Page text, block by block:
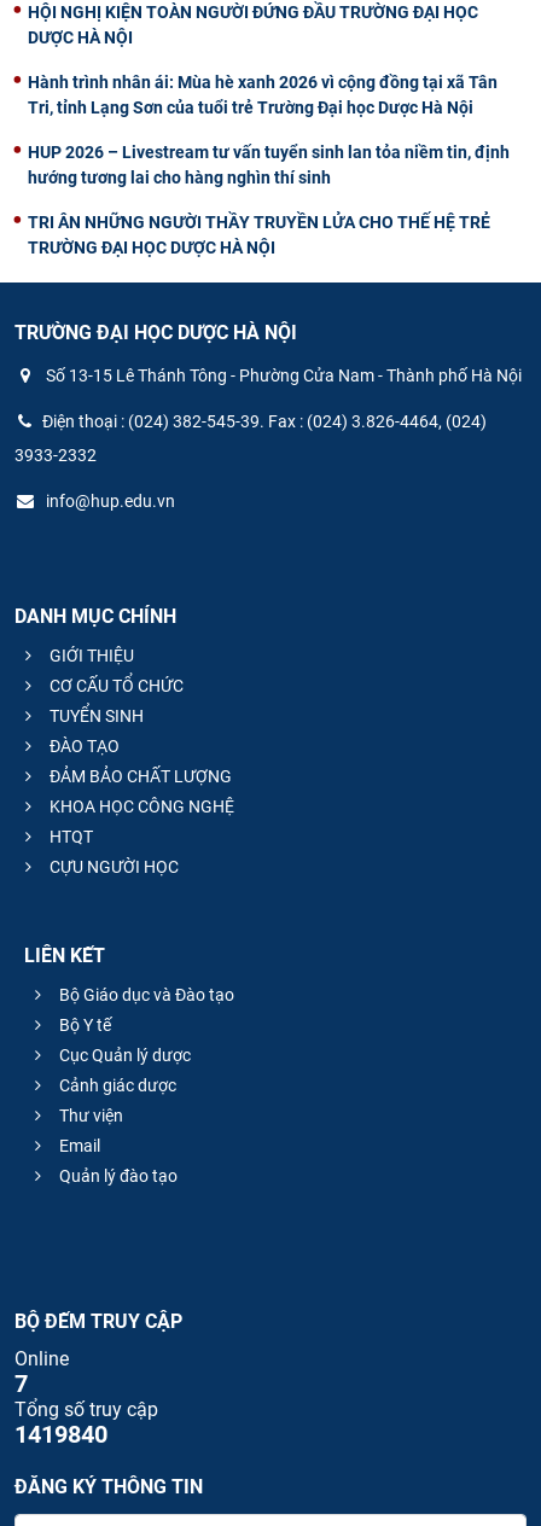
HỘI NGHỊ KIỆN TOÀN NGƯỜI ĐỨNG ĐẦU TRƯỜNG ĐẠI HỌC
DƯỢC HÀ NỘI
Hành trình nhân ái: Mùa hè xanh 2026 vì cộng đồng tại xã Tân
Tri, tỉnh Lạng Sơn của tuổi trẻ Trường Đại học Dược Hà Nội
HUP 2026 – Livestream tư vấn tuyển sinh lan tỏa niềm tin, định
hướng tương lai cho hàng nghìn thí sinh
TRI ÂN NHỮNG NGƯỜI THẦY TRUYỀN LỬA CHO THẾ HỆ TRẺ
TRƯỜNG ĐẠI HỌC DƯỢC HÀ NỘI
TRƯỜNG ĐẠI HỌC DƯỢC HÀ NỘI
Số 13-15 Lê Thánh Tông - Phường Cửa Nam - Thành phố Hà Nội
Điện thoại : (024) 382-545-39. Fax : (024) 3.826-4464, (024)
3933-2332
info@hup.edu.vn
DANH MỤC CHÍNH
GIỚI THIỆU
CƠ CẤU TỔ CHỨC
TUYỂN SINH
ĐÀO TẠO
ĐẢM BẢO CHẤT LƯỢNG
KHOA HỌC CÔNG NGHỆ
HTQT
CỰU NGƯỜI HỌC
LIÊN KẾT
Bộ Giáo dục và Đào tạo
Bộ Y tế
Cục Quản lý dược
Cảnh giác dược
Thư viện
Email
Quản lý đào tạo
BỘ ĐẾM TRUY CẬP
Online
7
Tổng số truy cập
1419840
ĐĂNG KÝ THÔNG TIN